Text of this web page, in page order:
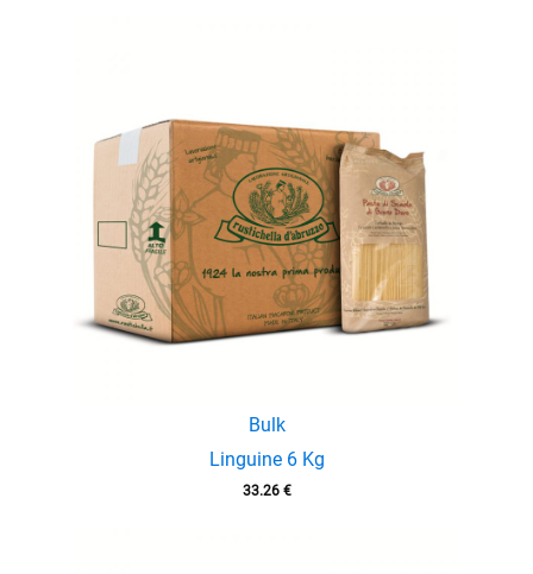
Bulk
Linguine 6 Kg
33.26 €